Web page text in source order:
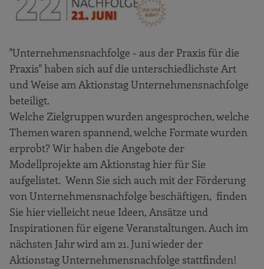
"Unternehmensnachfolge - aus der Praxis für die
Praxis" haben sich auf die unterschiedlichste Art
und Weise am Aktionstag Unternehmensnachfolge
beteiligt.
Welche Zielgruppen wurden angesprochen, welche
Themen waren spannend, welche Formate wurden
erprobt? Wir haben die Angebote der
Modellprojekte am Aktionstag hier für Sie
aufgelistet. Wenn Sie sich auch mit der Förderung
von Unternehmensnachfolge beschäftigen, finden
Sie hier vielleicht neue Ideen, Ansätze und
Inspirationen für eigene Veranstaltungen. Auch im
nächsten Jahr wird am 21. Juni wieder der
Aktionstag Unternehmensnachfolge stattfinden!